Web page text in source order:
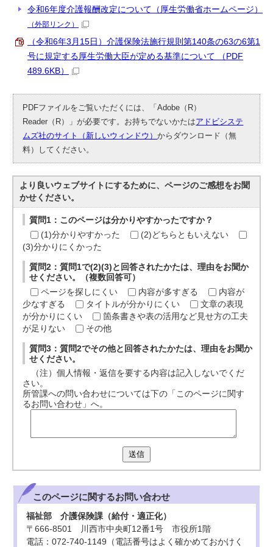
令和6年度介護報酬改定について（厚生労働省ホームページ）
（外部リンク）
（令和6年3月15日）介護保険法施行規則第140条の63の6第1
号に規定する厚生労働大臣が定める基準について （PDF
489.6KB）
PDFファイルをご覧いただくには、「Adobe（R）
Reader（R）」が必要です。お持ちでないかたはアドビシステ
ムズ社のサイト（新しいウィンドウ）からダウンロード（無
料）してください。
より良いウェブサイトにするために、ページのご感想をお聞
かせください。
質問1：このページは分かりやすかったですか？
(1)分かりやすかった
(2)どちらともいえない
(3)分かりにくかった
質問2：質問1で(2)(3)と回答されたかたは、理由をお聞か
せください。（複数回答可）
ページを探しにくい
内容が多すぎる
内容が
少なすぎる
タイトルが分かりにくい
文章の表現
が分かりにくい
箇条書きや表の活用など見せ方の工夫
が足りない
その他
質問3：質問2でその他と回答されたかたは、理由をお聞か
せください。
（注）個人情報・返信を要する内容は記入しないでくだ
さい。
所管課への問い合わせについては下の「このページに関す
るお問い合わせ」へ。
送信
このページに関するお問い合わせ
福祉部 介護保険課（給付・適正化）
〒666-8501 川西市中央町12番1号 市役所1階
電話：072-740-1149（電話番号はよく確かめておかけく